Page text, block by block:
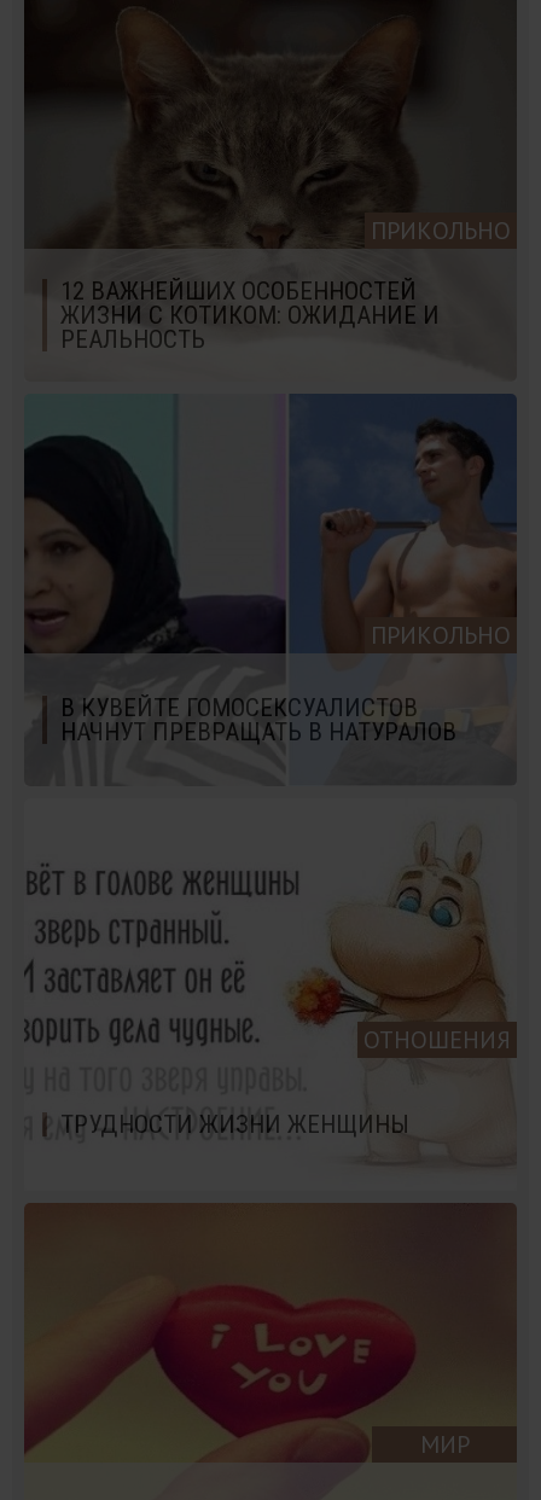
ПРИКОЛЬНО
12 ВАЖНЕЙШИХ ОСОБЕННОСТЕЙ
ЖИЗНИ С КОТИКОМ: ОЖИДАНИЕ И
РЕАЛЬНОСТЬ
ПРИКОЛЬНО
В КУВЕЙТЕ ГОМОСЕКСУАЛИСТОВ
НАЧНУТ ПРЕВРАЩАТЬ В НАТУРАЛОВ
ОТНОШЕНИЯ
ТРУДНОСТИ ЖИЗНИ ЖЕНЩИНЫ
МИР